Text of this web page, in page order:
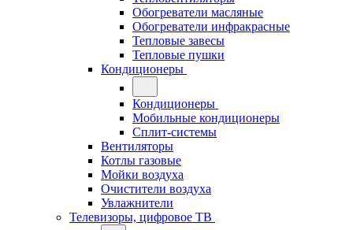
Обогреватели масляные
Обогреватели инфракрасные
Тепловые завесы
Тепловые пушки
Кондиционеры
Кондиционеры
Мобильные кондиционеры
Сплит-системы
Вентиляторы
Котлы газовые
Мойки воздуха
Очистители воздуха
Увлажнители
Телевизоры, цифровое ТВ